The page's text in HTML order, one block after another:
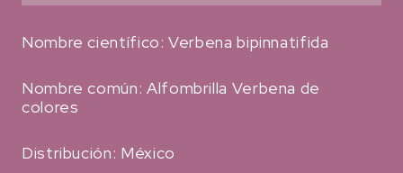
Nombre científico: Verbena bipinnatifida
Nombre común: Alfombrilla Verbena de
colores
Distribución: México